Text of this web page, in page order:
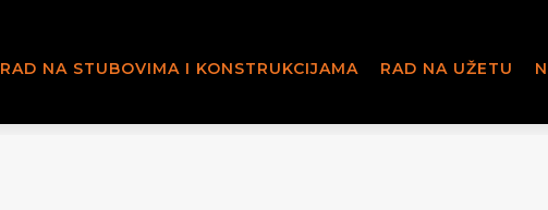
RAD NA STUBOVIMA I KONSTRUKCIJAMA RAD NA UŽETU